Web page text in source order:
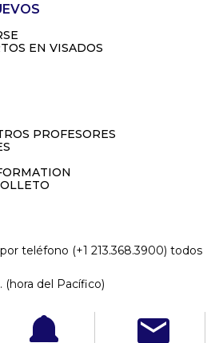
EN VISADOS
PROFESORES
teléfono (+1 213.368.3900) todos
(hora del Pacífico)